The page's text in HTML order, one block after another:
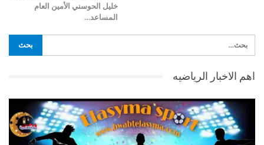
خليل الحوسني الأمين العام
المساعد…
اهم الاخبار الرياضيه